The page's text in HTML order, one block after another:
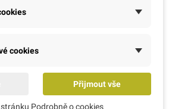
sativa extract*, ornithogallum
citronellol, benzyl salicylate, coumarin.
Natural and Organic Cosmetic certified by
to Ecocert Standard available at
cookies
Přijmout vše
Podrobně o cookies